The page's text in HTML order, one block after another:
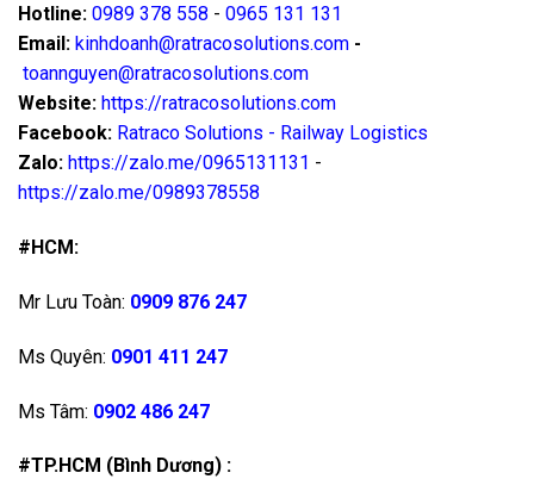
Hotline: 0989 378 558 - 0965 131 131
Email: kinhdoanh@ratracosolutions.com -
toannguyen@ratracosolutions.com
Website: https://ratracosolutions.com
Facebook: Ratraco Solutions - Railway Logistics
Zalo: https://zalo.me/0965131131 -
https://zalo.me/0989378558
#HCM:
Mr Lưu Toàn: 0909 876 247
Ms Quyên: 0901 411 247
Ms Tâm: 0902 486 247
#TP.HCM (Bình Dương) :